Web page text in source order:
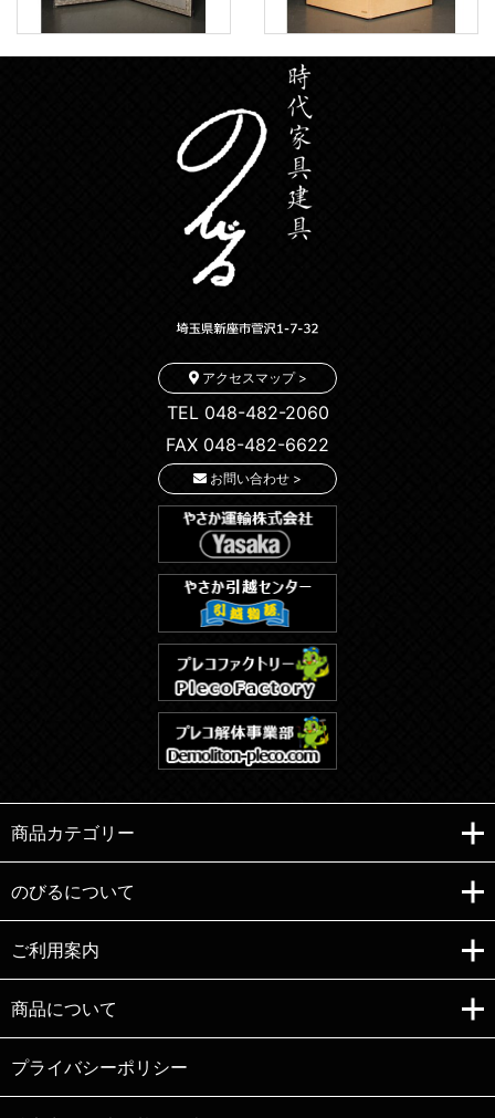
アクセスマップ >
TEL 048-482-2060
FAX 048-482-6622
お問い合わせ >
商品カテゴリー
のびるについて
ご利用案内
商品について
プライバシーポリシー
Copyright (C)e-nobiru All right reserved.